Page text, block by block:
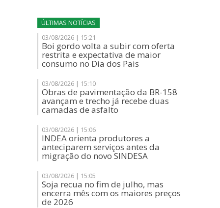
ÚLTIMAS NOTÍCIAS
03/08/2026 | 15:21
Boi gordo volta a subir com oferta
restrita e expectativa de maior
consumo no Dia dos Pais
03/08/2026 | 15:10
Obras de pavimentação da BR-158
avançam e trecho já recebe duas
camadas de asfalto
03/08/2026 | 15:06
INDEA orienta produtores a
anteciparem serviços antes da
migração do novo SINDESA
03/08/2026 | 15:05
Soja recua no fim de julho, mas
encerra mês com os maiores preços
de 2026